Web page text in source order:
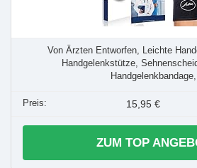
Von Ärzten Entworfen, Leichte
Handgelenkstütze,
15,95 €
ZUM TOP